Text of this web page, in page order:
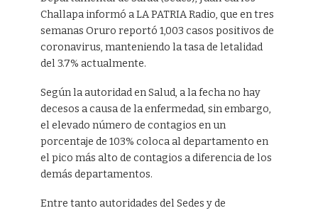
Challapa informó a LA PATRIA Radio, que en tres
semanas Oruro reportó 1,003 casos positivos de
coronavirus, manteniendo la tasa de letalidad
del 3.7% actualmente.
Según la autoridad en Salud, a la fecha no hay
decesos a causa de la enfermedad, sin embargo,
el elevado número de contagios en un
porcentaje de 103% coloca al departamento en
el pico más alto de contagios a diferencia de los
demás departamentos.
Entre tanto autoridades del Sedes y de